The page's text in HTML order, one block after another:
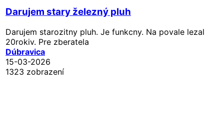
Darujem stary železný pluh
Darujem starozitny pluh. Je funkcny. Na povale lezal
20rokiv. Pre zberatela
Dúbravica
15-03-2026
1323 zobrazení